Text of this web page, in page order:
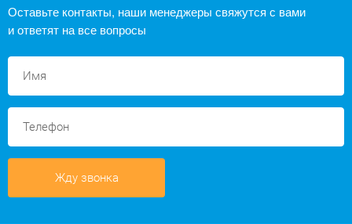
Оставьте контакты, наши менеджеры свяжутся с вами
и ответят на все вопросы
Жду звонка